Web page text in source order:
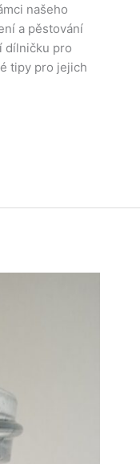
našeho
a pěstování
dílničku pro
tipy pro jejich